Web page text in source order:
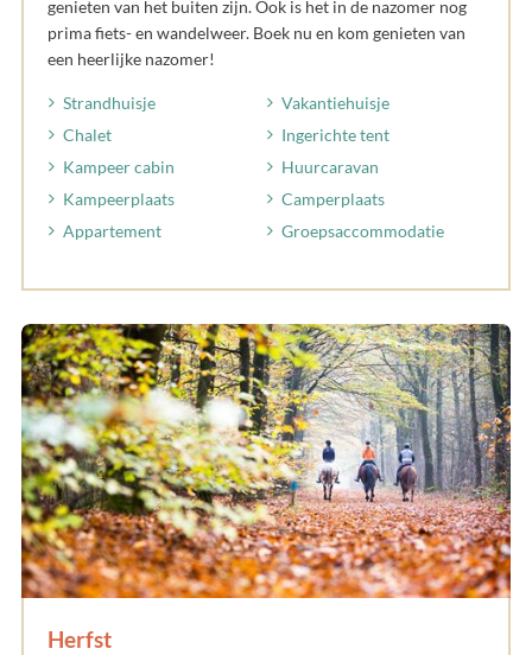
genieten van het buiten zijn. Ook is het in de nazomer nog
prima fiets- en wandelweer. Boek nu en kom genieten van
een heerlijke nazomer!
Strandhuisje
Vakantiehuisje
Chalet
Ingerichte tent
Kampeer cabin
Huurcaravan
Kampeerplaats
Camperplaats
Appartement
Groepsaccommodatie
Herfst